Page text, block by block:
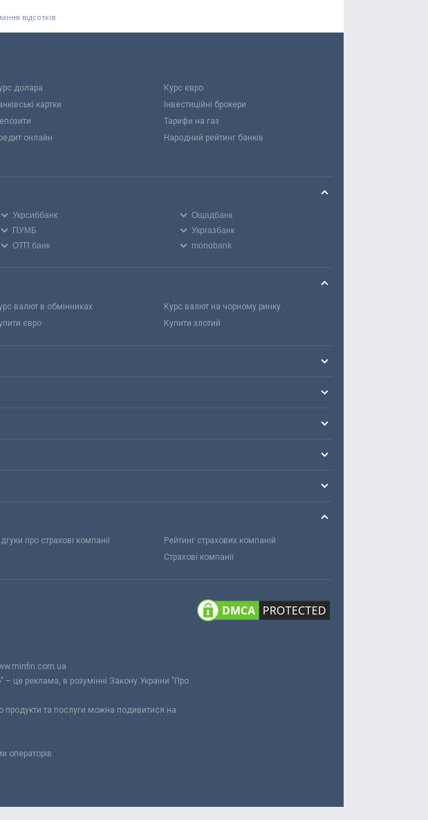
відсотків
долара
Курс євро
картки
Інвестиційні брокери
Тарифи на газ
онлайн
Народний рейтинг банків
Укрсиббанк
Ощадбанк
ПУМБ
Укргазбанк
ОТП банк monobank
валют в обмінниках
Курс валют на чорному ринку
євро Купити злотий
про страхові компанії
Рейтинг страхових компаній
Страхові компанії
це реклама, в розумінні Закону України "Про
продукти та послуги можна подивитися на
операторів